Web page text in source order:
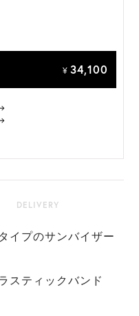
¥ 34,100
DELIVERY
イプのサンバイザー
スティックバンド